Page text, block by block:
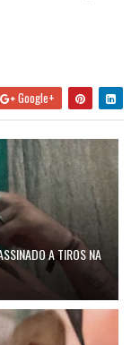
Google+
A TIROS NA